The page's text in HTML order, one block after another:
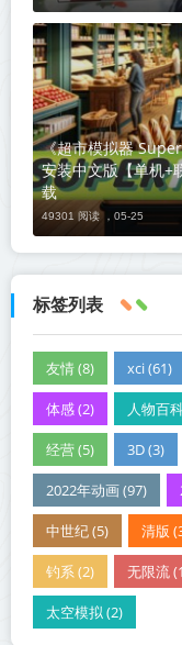
《超市模拟器
安装中文版【单机+
载
49301 阅读 ， 05-25
标签列表
友情 (8) xci (61)
体感 (2) 人物百
经营 (5) 3D (3)
2022年动画 (97)
中世纪 (5) 清版
钓系 (2) 无限流
太空模拟 (2)